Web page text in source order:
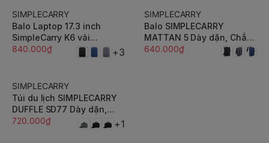
SIMPLECARRY
Balo Laptop 17.3 inch
SimpleCarry K6 vải
Polyester chống thấm
nước, chống bám bụi
840.000₫ +3
SIMPLECARRY
Balo SIMPLECARRY
MATTAN 5 Dày dặn, Chắc
Chắn
640.000₫
SIMPLECARRY
Túi du lịch SIMPLECARRY
DUFFLE SD77 Dày dặn,
Chắc Chắn
720.000₫ +1